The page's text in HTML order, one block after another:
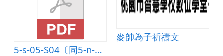
5-s-05-S04〔同5-n-18-S04〕能計算複合圖形的面積
麥帥為子祈禱文